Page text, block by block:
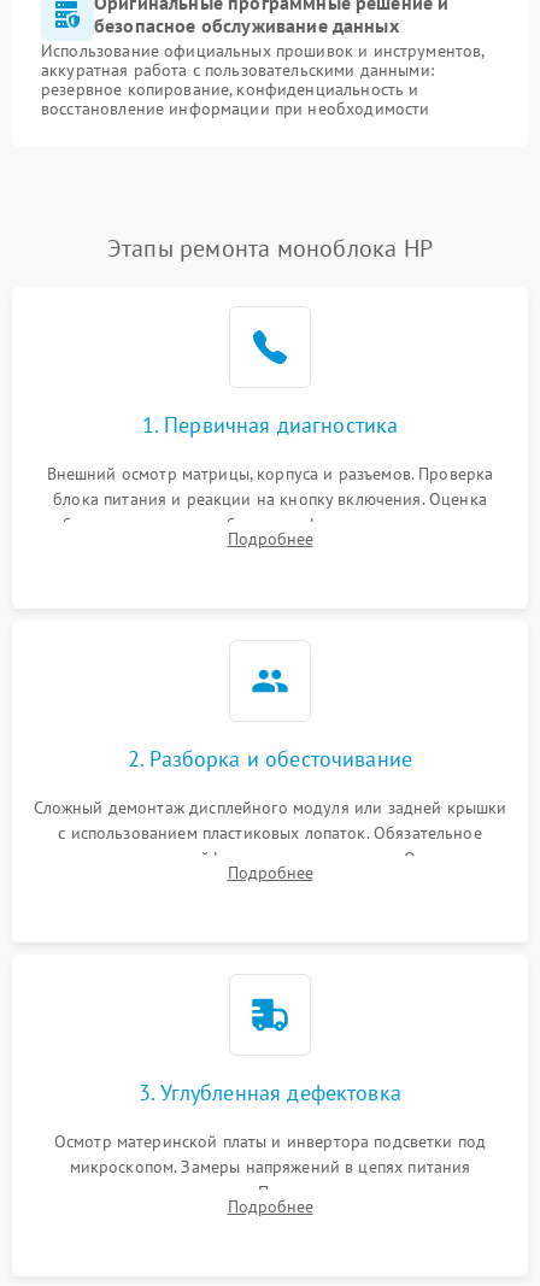
безопасное обслуживание данных
Использование официальных прошивок и инструментов,
аккуратная работа с пользовательскими данными:
резервное копирование, конфиденциальность и
восстановление информации при необходимости
Этапы ремонта моноблока HP
1. Первичная диагностика
Внешний осмотр матрицы, корпуса и разъемов. Проверка
блока питания и реакции на кнопку включения. Оценка
изображения, звука и работы периферии для сужения круга
возможных неисправностей перед вскрытием.
Подробнее
2. Разборка и обесточивание
Сложный демонтаж дисплейного модуля или задней крышки
с использованием пластиковых лопаток. Обязательное
отключение шлейфов матрицы и питания. Очистка
массивной системы охлаждения от скопившейся пыли.
Подробнее
3. Углубленная дефектовка
Осмотр материнской платы и инвертора подсветки под
микроскопом. Замеры напряжений в цепях питания
процессора и видеокарты. Проверка состояния жесткого
диска и оперативной памяти с помощью POST-карт и
Подробнее